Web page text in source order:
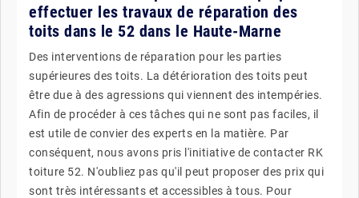
effectuer les travaux de réparation des
toits dans le 52 dans le Haute-Marne
Des interventions de réparation pour les parties
supérieures des toits. La détérioration des toits peut
être due à des agressions qui viennent des intempéries.
Afin de procéder à ces tâches qui ne sont pas faciles, il
est utile de convier des experts en la matière. Par
conséquent, nous avons pris l'initiative de contacter RK
toiture 52. N'oubliez pas qu'il peut proposer des prix qui
sont très intéressants et accessibles à tous. Pour